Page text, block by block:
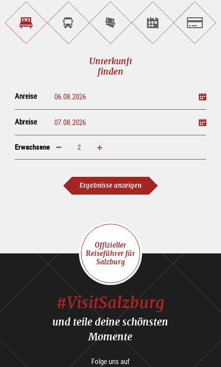
Unterkunft<br>findenSightseeing<br>Tour
buchen
Tickets
online<br>kaufen
Events<br>finden
Unterkunft
finden
Anreise
Abreise
Erwachsene erhöhen verringern
Ergebnisse anzeigen
Offizieller
Reiseführer für
Salzburg
#VisitSalzburg
und teile deine schönsten
Momente
Folge uns auf